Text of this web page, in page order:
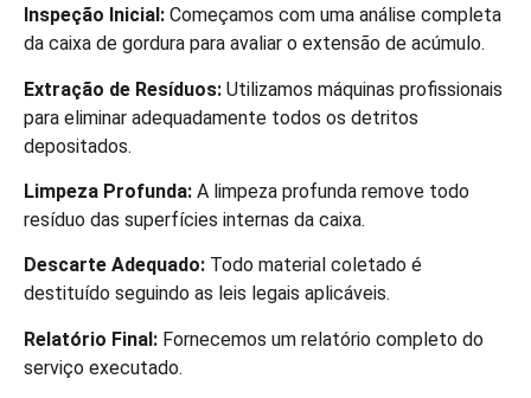
Inspeção Inicial: Começamos com uma análise completa
da caixa de gordura para avaliar o extensão de acúmulo.
Extração de Resíduos: Utilizamos máquinas profissionais
para eliminar adequadamente todos os detritos
depositados.
Limpeza Profunda: A limpeza profunda remove todo
resíduo das superfícies internas da caixa.
Descarte Adequado: Todo material coletado é
destituído seguindo as leis legais aplicáveis.
Relatório Final: Fornecemos um relatório completo do
serviço executado.